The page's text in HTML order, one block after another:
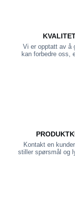
Vi er opptatt av å
kan forbedre oss,
Kontakt en
stiller spørsmål og